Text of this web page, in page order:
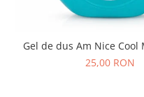
Gel de dus Am Nice Cool
25,00 RON